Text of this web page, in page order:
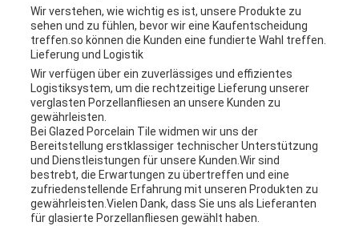
Wir verstehen, wie wichtig es ist, unsere Produkte zu
sehen und zu fühlen, bevor wir eine Kaufentscheidung
treffen.so können die Kunden eine fundierte Wahl treffen.
Lieferung und Logistik
Wir verfügen über ein zuverlässiges und effizientes
Logistiksystem, um die rechtzeitige Lieferung unserer
verglasten Porzellanfliesen an unsere Kunden zu
gewährleisten.
Bei Glazed Porcelain Tile widmen wir uns der
Bereitstellung erstklassiger technischer Unterstützung
und Dienstleistungen für unsere Kunden.Wir sind
bestrebt, die Erwartungen zu übertreffen und eine
zufriedenstellende Erfahrung mit unseren Produkten zu
gewährleisten.Vielen Dank, dass Sie uns als Lieferanten
für glasierte Porzellanfliesen gewählt haben.